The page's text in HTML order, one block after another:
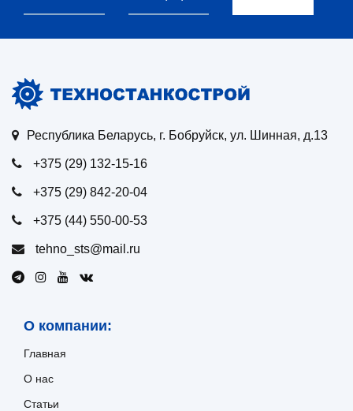
Республика Беларусь, г. Бобруйск, ул. Шинная, д.13
+375 (29) 132-15-16
+375 (29) 842-20-04
+375 (44) 550-00-53
tehno_sts@mail.ru
О компании:
Главная
О нас
Статьи